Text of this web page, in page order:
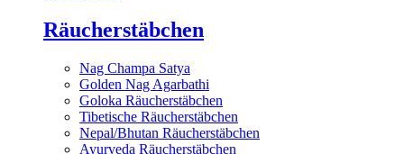
Räucherstäbchen
Nag Champa Satya
Golden Nag Agarbathi
Goloka Räucherstäbchen
Tibetische Räucherstäbchen
Nepal/Bhutan Räucherstäbchen
Ayurveda Räucherstäbchen